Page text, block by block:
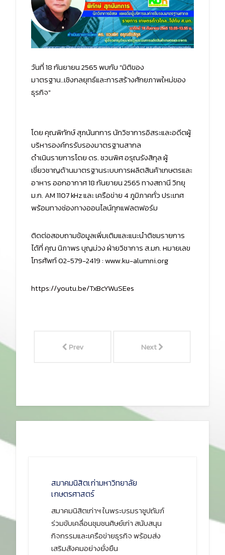
วันที่ 18 กันยายน 2565 พบกับ "มิติของ
มาตรฐาน..เชิงกลยุทธ์และการสร้างศักยภาพใหม่ของ
ธุรกิจ"
โดย คุณพิทักษ์ สุภนันทการ นักวิชาการอิสระและอดีตผู้
บริหารองค์กรรับรองมาตรฐานสากล
ดำเนินรายการโดย ดร. ชวนพิศ อรุณรังสิกุล ผู้
เชี่ยวชาญด้านมาตรฐานระบบการผลิตสินค้าเกษตรและ
อาหาร ออกอากาศ 18 กันยายน 2565 ทางสถานี วิทยุ
ม.ก. AM 1107 kHz และ เครือข่าย 4 ภูมิภาคทั่ว ประเทศ
พร้อมทางช่องทางออนไลน์ทุกแฟลตฟอร์ม
ติดต่อสอบถามข้อมูลเพิ่มเติมและแนะนำติชมรายการ
ได้ที่ คุณ นิภาพร บุญม่วง ฝ่ายวิชาการ ส.มก. หมายเลข
โทรศัพท์ 02-579-2419 : www.ku-alumni.org
https://youtu.be/TxBcYWuSEes
Prev Next
สมาคมนิสิตเก่ามหาวิทยาลัย
เกษตรศาสตร์
สมาคมนิสิตเก่าฯ ในพระบรมราชูปถัมภ์
ร่วมขับเคลื่อนชุมชนศิษย์เก่า สนับสนุน
กิจกรรมและเครือข่ายธุรกิจ พร้อมส่ง
เสริมสังคมอย่างยั่งยืน